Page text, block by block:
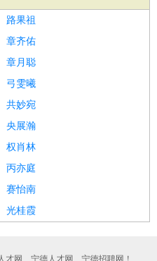
路果祖
章齐佑
章月聪
弓雯曦
共妙宛
央展瀚
权肖林
丙亦庭
赛怡南
光桂霞
才网、宁德人才网、宁德招聘网！